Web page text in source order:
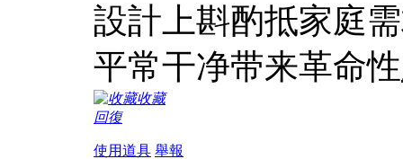
設計上斟酌抵家庭
平常干净带来革命性
收藏
回復
使用道具 舉報